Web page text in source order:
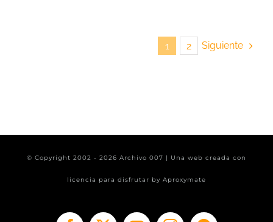
1 2 Siguiente
© Copyright 2002 - 2026 Archivo 007 | Una web creada con
licencia para disfrutar by Aproxymate